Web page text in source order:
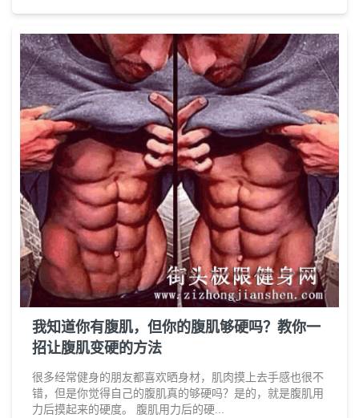
我知道你有腹肌，但你的腹肌够硬吗？教你一
招让腹肌变硬的方法
很多经常健身的朋友都喜欢晒身材，肌肉摸上去手感也很不
错，但是你觉得自己的腹肌真的够硬吗？是的，就是腹肌用
力后摸起来的硬度。 腹肌用力后的硬...